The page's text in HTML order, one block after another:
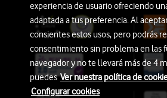
experiencia de usuario ofreciendo
adaptada a tus preferencia. Al
consientes estos usos, pero podrás
consentimiento sin problema en las
navegador y no te llevará más de 4
puedesVer nuestra política de
Configurar cookies